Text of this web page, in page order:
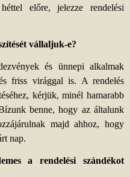
előre, jelezze rendelési
vállaljuk-e?
és ünnepi alkalmak
friss virággal is. A rendelés
kérjük, minél hamarabb
benne, hogy az általunk
majd ahhoz, hogy
nap.
a rendelési szándékot